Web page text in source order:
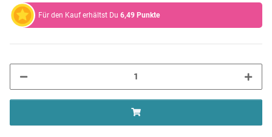
Für den Kauf erhältst Du 6,49 Punkte